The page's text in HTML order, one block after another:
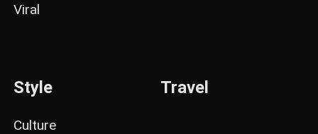
Viral
Style
Culture
Travel